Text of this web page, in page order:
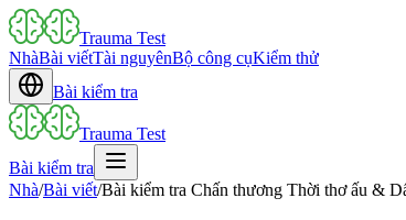
Trauma Test
NhàBài viếtTài nguyênBộ công cụKiểm thử
Bài kiểm tra
Trauma Test
Bài kiểm tra
Nhà/Bài viết/Bài kiểm tra Chấn thương Thời thơ ấu &